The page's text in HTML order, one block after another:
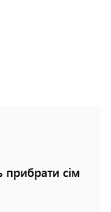
прибрати сім